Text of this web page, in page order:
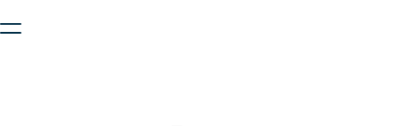
безопасную работу с сайтом. Пожалуйста